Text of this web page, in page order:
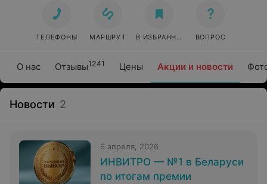
О нас Отзывы1241 Цены Акции и новости
ТЕЛЕФОНЫ МАРШРУТ В ИЗБРАННОЕ ВОПРОС
Новости 2
6 апреля, 2026
ИНВИТРО — №1 в Беларуси
по итогам премии